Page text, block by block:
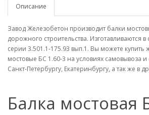
Описание
Завод Железобетон производит балки
дорожного строительства. Изготавливаются в
серии 3.501.1-175.93 вып.1. Вы можете
мостовые БС 1.60-3 на условиях самовывоза и
Санкт-Петербургу, Екатеринбургу, а так же в
Балка мостовая